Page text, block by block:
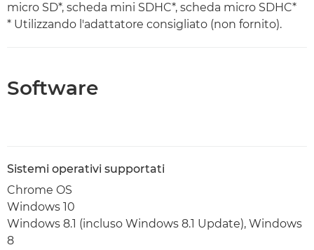
micro SD*, scheda mini SDHC*, scheda micro SDHC*
* Utilizzando l'adattatore consigliato (non fornito).
Software
Sistemi operativi supportati
Chrome OS
Windows 10
Windows 8.1 (incluso Windows 8.1 Update), Windows
8